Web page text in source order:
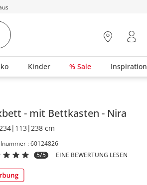
Kinder % Sale Inspiration
mit Bettkasten Nira
cm
: 60124826
5/5
EINE BEWERTUNG LESEN